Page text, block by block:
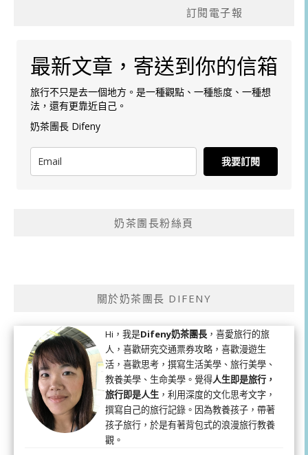
訂閱電子報
最新文章，寄送到你的信箱
旅行不只是去一個地方。是一種觀點、一種態度、一種想
法，還有更靠近自己。
奶茶團長 Difeny
我要訂閱
奶茶團長粉絲頁
關於奶茶團長 DIFENY
Hi，我是Difeny奶茶團長 ，喜愛旅行的旅
人，喜歡研究交通票券攻略，喜歡漫遊生
活，喜歡思考，撰寫生活美學、旅行美學、
教養美學、生命美學。覺得人生即是旅行，
旅行即是人生 ，利用深度的文化思考文字，
撰寫自己的旅行記錄。因為教養孩子，帶著
孩子旅行，於是有著背包式的浪漫旅行教養
觀。